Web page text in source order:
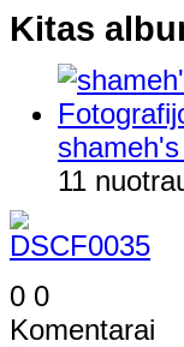
Kitas
11
0 0
Komentarai